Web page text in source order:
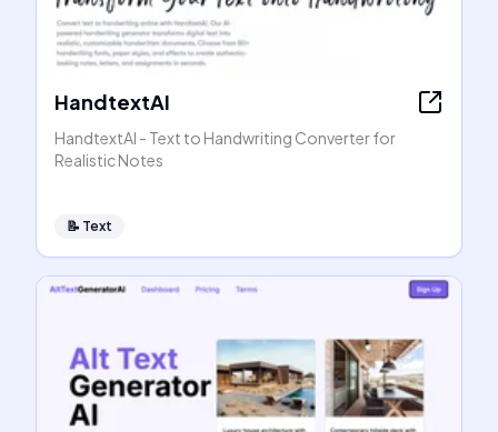
HandtextAI
HandtextAI - Text to Handwriting Converter for
Realistic Notes
📝 Text